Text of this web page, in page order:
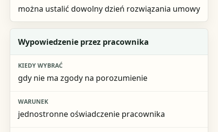
można ustalić dowolny dzień rozwiązania umowy
Wypowiedzenie przez pracownika
gdy nie ma zgody na porozumienie
jednostronne oświadczenie pracownika